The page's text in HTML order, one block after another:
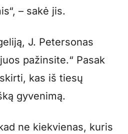
– sakė jis.
J. Petersonas
pažinsite.“ Pasak
kas iš tiesų
gyvenimą.
ne kiekvienas, kuris